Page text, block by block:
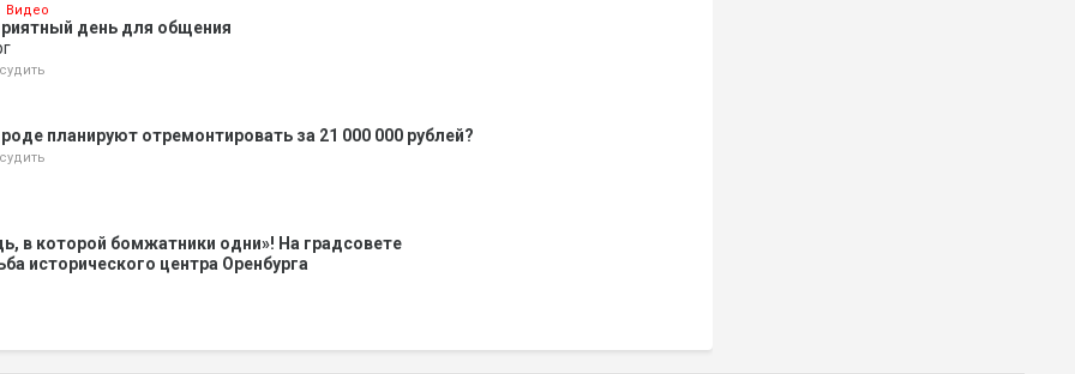
Видео
день для общения
планируют отремонтировать за 21 000 000 рублей?
в которой бомжатники одни»! На градсовете
исторического центра Оренбурга